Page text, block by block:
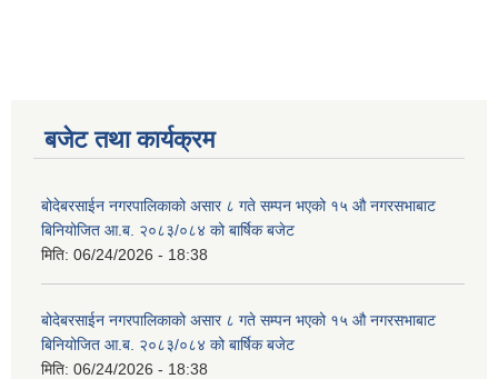
बजेट तथा कार्यक्रम
बोदेबरसाईन नगरपालिकाको असार ८ गते सम्पन भएको १५ ‍‍‍औ नगरसभाबाट
बिनियोजित आ.ब. २०८३/०८४ को बार्षिक बजेट
मिति: 06/24/2026 - 18:38
बोदेबरसाईन नगरपालिकाको असार ८ गते सम्पन भएको १५ ‍‍‍औ नगरसभाबाट
बिनियोजित आ.ब. २०८३/०८४ को बार्षिक बजेट
मिति: 06/24/2026 - 18:38